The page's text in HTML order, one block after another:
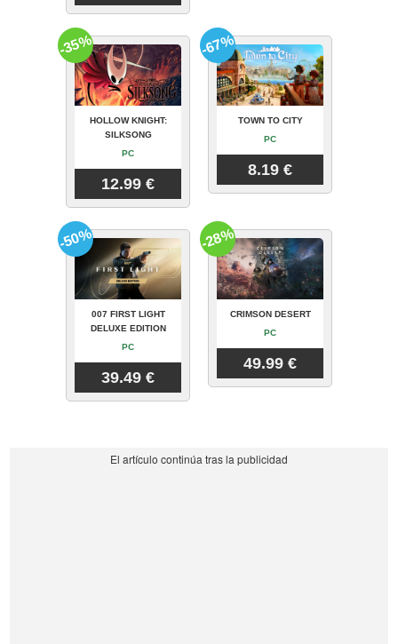
HOLLOW KNIGHT:
SILKSONG
PC
12.99 €
-35%
TOWN TO CITY
PC
8.19 €
-67%
007 FIRST LIGHT
DELUXE EDITION
PC
39.49 €
-50%
CRIMSON DESERT
PC
49.99 €
-28%